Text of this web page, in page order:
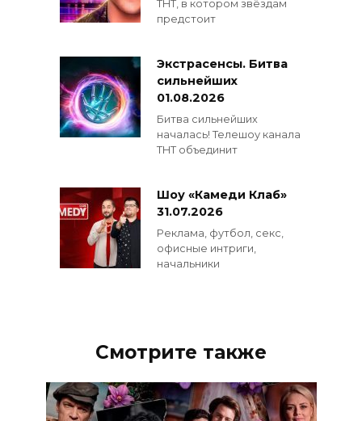
ТНТ, в котором звёздам
предстоит
Экстрасенсы. Битва
сильнейших
01.08.2026
Битва сильнейших
началась! Телешоу канала
ТНТ объединит
Шоу «Камеди Клаб»
31.07.2026
Реклама, футбол, секс,
офисные интриги,
начальники
Смотрите также